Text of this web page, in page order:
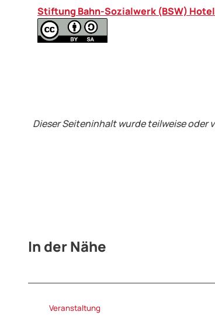
Stiftung Bahn-Sozialwerk (BSW)
Dieser Seiteninhalt wurde teilweise
In der Nähe
Veranstaltung